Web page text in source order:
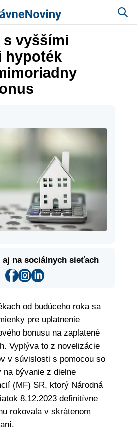
vyššími
hypoték
aj na sociálnych sieťach
od budúceho roka sa
pre uplatnenie
bonusu na zaplatené
Vyplýva to z novelizácie
v súvislosti s pomocou so
bývanie z dielne
(MF) SR, ktorý Národná
8.12.2023 definitívne
rokovala v skrátenom